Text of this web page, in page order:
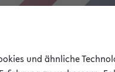
und ähnliche